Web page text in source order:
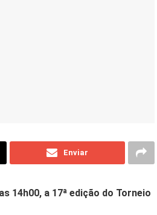
Enviar
14h00, a 17ª edição do Torneio